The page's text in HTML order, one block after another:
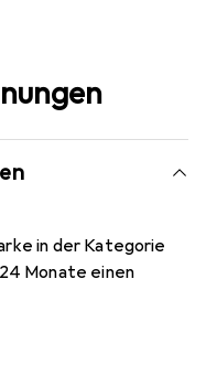
in der Kategorie
Monate einen